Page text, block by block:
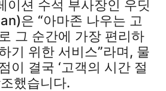
이션 수석 부사장인 우딧
은 “아마존 나우는 고
그 순간에 가장 편리하
기 위한 서비스”라며, 물
이 결국 ‘고객의 시간 절
했습니다.